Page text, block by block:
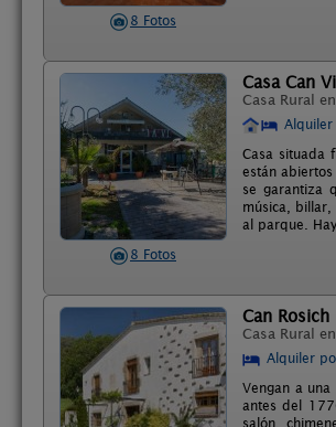
8 Fotos
8 Fotos
Casa Can
Casa Rural en
Alquiler
Casa situada
están
se garantiza
música,
al parque.
Can Rosich
Casa Rural en
Alquiler
Vengan a
antes del
salón,